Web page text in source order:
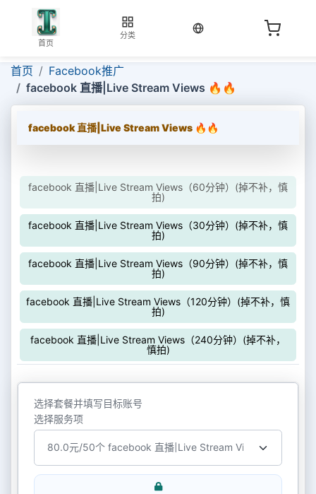
首页
分类
当前语言：中文
首页
Facebook推广
facebook 直播|Live Stream Views 🔥🔥
facebook 直播|Live Stream Views 🔥🔥
facebook 直播|Live Stream Views（60分钟）(掉不补，慎
拍)
facebook 直播|Live Stream Views（30分钟）(掉不补，慎
拍)
facebook 直播|Live Stream Views（90分钟）(掉不补，慎
拍)
facebook 直播|Live Stream Views（120分钟）(掉不补，慎
拍)
facebook 直播|Live Stream Views（240分钟）(掉不补，
慎拍)
选择套餐并填写目标账号
选择服务项